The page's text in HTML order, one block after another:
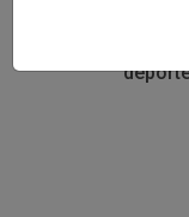
filtros por